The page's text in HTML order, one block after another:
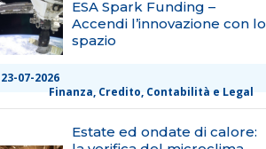
ESA Spark Funding –
Accendi l’innovazione con lo
spazio
23-07-2026
Finanza, Credito, Contabilità e Legal
Estate ed ondate di calore: